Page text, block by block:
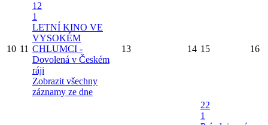
10 11
12
1
LETNÍ KINO VE
VYSOKÉM
CHLUMCI -
Dovolená v Českém
ráji
Zobrazit všechny
záznamy ze dne
13 14 15 16
22
1